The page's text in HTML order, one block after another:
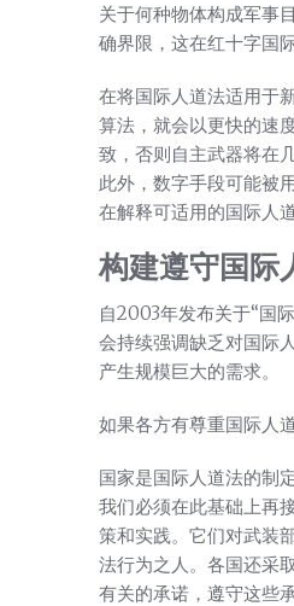
关于何种物体构成军事
确界限，这在红十字国
在将国际人道法适用于
算法，就会以更快的速
致，否则自主武器将在
此外，数字手段可能被
在解释可适用的国际人
构建遵守国际
自2003年发布关于“国
会持续强调缺乏对国际
产生规模巨大的需求。
如果各方有尊重国际人
国家是国际人道法的制
我们必须在此基础上再
策和实践。它们对武装
法行为之人。各国还采
有关的承诺，遵守这些